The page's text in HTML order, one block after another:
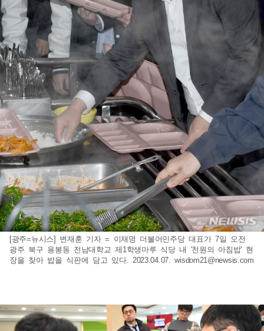
[광주=뉴시스] 변재훈 기자 = 이재명 더불어민주당 대표가 7일 오전
광주 북구 용봉동 전남대학교 제1학생마루 식당 내 '천원의 아침밥' 현
장을 찾아 밥을 식판에 담고 있다. 2023.04.07.wisdom21@newsis.com